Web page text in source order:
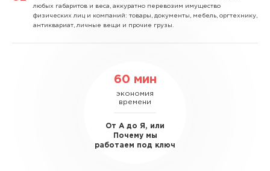
любых габаритов и веса, аккуратно перевозим имущество
физических лиц и компаний: товары, документы, мебель, оргтехнику,
антиквариат, личные вещи и прочие грузы.
60 мин
экономия
времени
От А до Я, или
Почему мы
работаем под ключ